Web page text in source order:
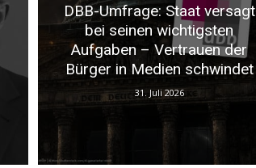
DBB-Umfrage: Staat versagt
bei seinen wichtigsten
Aufgaben – Vertrauen der
Bürger in Medien schwindet
31. Juli 2026